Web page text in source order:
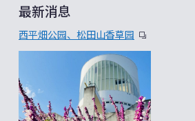
最新消息
西平畑公园、松田山香草园